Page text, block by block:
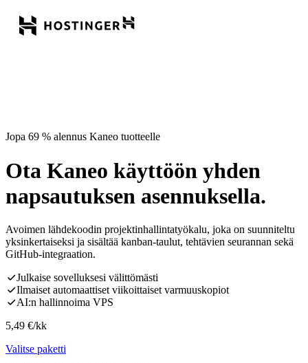
Jopa 69 % alennus Kaneo tuotteelle
Ota Kaneo käyttöön yhden
napsautuksen asennuksella.
Avoimen lähdekoodin projektinhallintatyökalu, joka on suunniteltu
yksinkertaiseksi ja sisältää kanban-taulut, tehtävien seurannan sekä
GitHub-integraation.
Julkaise sovelluksesi välittömästi
Ilmaiset automaattiset viikoittaiset varmuuskopiot
AI:n hallinnoima VPS
5,49 €/kk
Valitse paketti